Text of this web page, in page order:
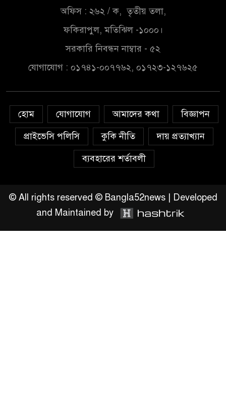
লুটপাট ও পাচারমুখী বাজেট
অহিংস গণঅভ্যুত্থান বাংলাদেশের
অনলাইন জুয়ার অবৈধ লেনদেনে
জিয়ানগরের বলেশ্বর নদীতে যৌথ
অভিযানে ৩টি অবৈধ বাঁধা জাল জব্দ
দুদকের নতুন সচিব সাইদুর রহমান
অফিস : ২৬২ / ক, তৃতীয় তলা,
ফকিরাপুল, মতিঝিল -১০০০।
সরকারি নিবন্ধন নাম্বার - ৫২
যোগাযোগ : ০১৭৪১-০০৭৭৬২, ০১৭২৩-১২৭৬২৫
হোম যোগাযোগ আমাদের কথা
বিজ্ঞাপন
প্রাইভেসি পলিসি
কুকি নীতি
দায় প্রত্যাখ্যান
ব্যবহারের শর্তাবলী
© All rights reserved © Bangla52news | Developed
and Maintained by